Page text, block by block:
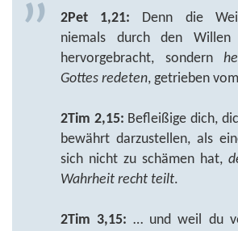
2Pet 1,21: Denn die
niemals durch den Willen
hervorgebracht, sondern
Gottes redeten, getrieben
2Tim 2,15: Befleißige dich,
bewährt darzustellen, als
sich nicht zu schämen hat,
Wahrheit recht teilt.
2Tim 3,15: … und weil du